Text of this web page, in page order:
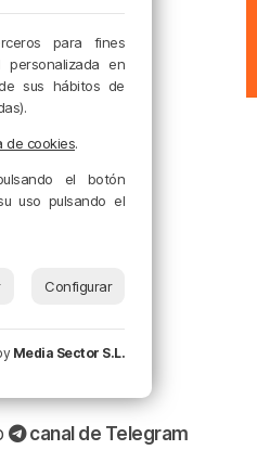
canal de Telegram
para fines
personalizada en
sus hábitos de
de cookies.
el botón
uso pulsando el
Configurar
Media Sector S.L.